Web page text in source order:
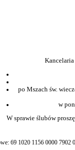
po Mszach św.
w
W sprawie ślubów
69 1020 1156 0000 7902